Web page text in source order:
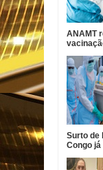
ANAMT
em São
Surto de
Congo